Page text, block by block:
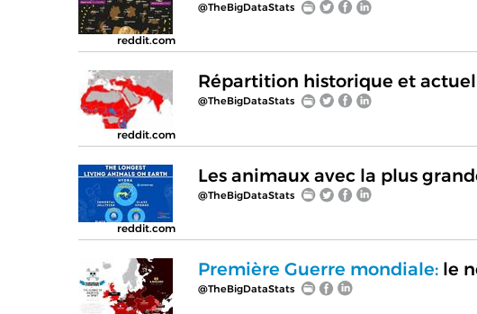
reddit.com
@TheBigDataStats
reddit.com
Répartition historique et
@TheBigDataStats
reddit.com
Les animaux avec la plus
@TheBigDataStats
Première Guerre mondiale:le
@TheBigDataStats